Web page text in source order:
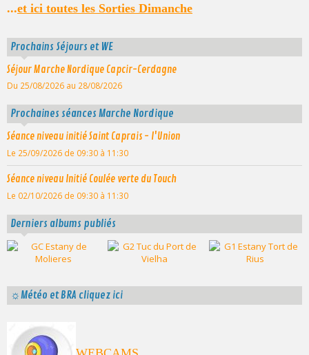
...et ici toutes les Sorties Dimanche
Prochains Séjours et WE
Séjour Marche Nordique Capcir-Cerdagne
Du 25/08/2026 au 28/08/2026
Prochaines séances Marche Nordique
Séance niveau initié Saint Caprais - l'Union
Le 25/09/2026 de 09:30 à 11:30
Séance niveau Initié Coulée verte du Touch
Le 02/10/2026 de 09:30 à 11:30
Derniers albums publiés
☼Météo et BRA cliquez ici